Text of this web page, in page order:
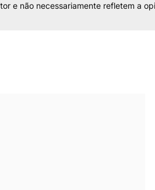
e não necessariamente refletem a